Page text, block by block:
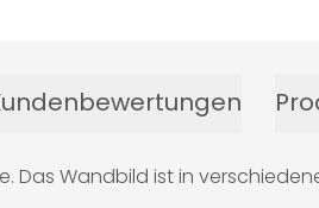
Das Wandbild ist in